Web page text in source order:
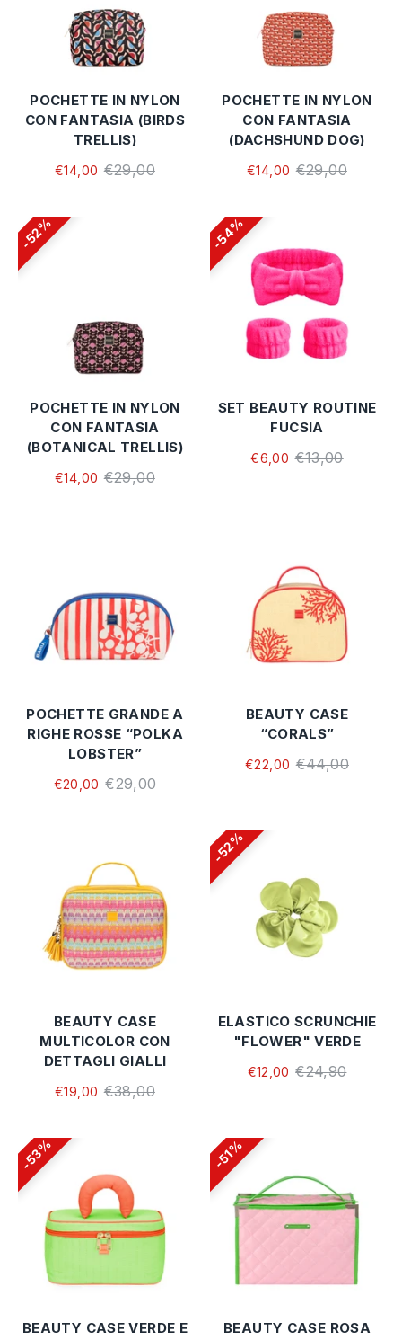
POCHETTE IN NYLON
CON FANTASIA (BIRDS
TRELLIS)
€14,00 €29,00
POCHETTE IN NYLON
CON FANTASIA
(DACHSHUND DOG)
€14,00 €29,00
52%
POCHETTE IN NYLON
CON FANTASIA
(BOTANICAL TRELLIS)
€14,00 €29,00
54%
SET BEAUTY ROUTINE
FUCSIA
€6,00 €13,00
POCHETTE GRANDE A
RIGHE ROSSE “POLKA
LOBSTER”
€20,00 €29,00
BEAUTY CASE
“CORALS”
€22,00 €44,00
BEAUTY CASE
MULTICOLOR CON
DETTAGLI GIALLI
€19,00 €38,00
52%
ELASTICO SCRUNCHIE
"FLOWER" VERDE
€12,00 €24,90
53%
BEAUTY CASE VERDE E
51%
BEAUTY CASE ROSA